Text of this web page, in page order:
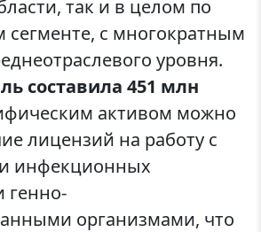
так и в целом по
сегменте, с многократным
уровня.
составила 451 млн
активом можно
лицензий на работу с
инфекционных
генно-
организмами, что